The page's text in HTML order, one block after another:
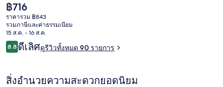
ราคา
ปัจจุบัน
฿716
฿716
ราคารวม ฿843
รวมภาษีและค่าธรรมเนียม
15 ส.ค. - 16 ส.ค.
รีวิว
8.88.8 จาก 10
ดีเลิศดูรีวิวทั้งหมด 90 รายการ
สิ่งอำนวยความสะดวกยอดนิยม